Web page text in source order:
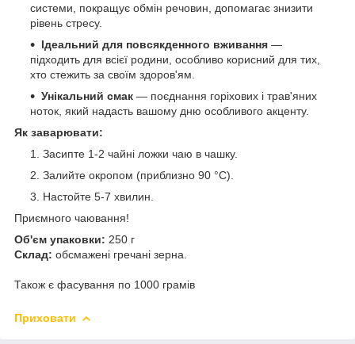
системи, покращує обмін речовин, допомагає знизити
рівень стресу.
Ідеальний для повсякденного вживання —
підходить для всієї родини, особливо корисний для тих,
хто стежить за своїм здоров'ям.
Унікальний смак — поєднання горіхових і трав'яних
ноток, який надасть вашому дню особливого акценту.
Як заварювати:
Засипте 1-2 чайні ложки чаю в чашку.
Залийте окропом (приблизно 90 °C).
Настойте 5-7 хвилин.
Приємного чаювання!
Об'єм упаковки: 250 г
Склад: обсмажені гречані зерна.
Також є фасування по 1000 грамів
Приховати